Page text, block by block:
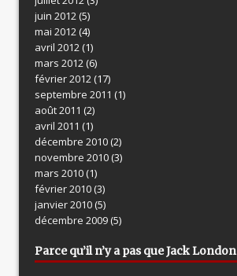
juin 2012(5)
mai 2012(4)
avril 2012(1)
mars 2012(6)
février 2012(17)
septembre 2011 (1)
août 2011 (2)
avril 2011 (1)
décembre 2010(2)
novembre 2010(3)
mars 2010(1)
février 2010(3)
janvier 2010(5)
décembre 2009(5)
Parce qu’il n’y a pas que Jack London